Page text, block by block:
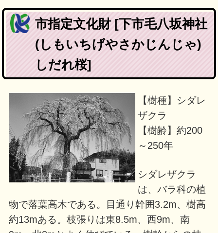
市指定文化財 [下市毛八坂神社
(しもいちげやさかじんじゃ)
しだれ桜]
【樹種】シダレ
ザクラ
【樹齢】約200
～250年
シダレザクラ
は、バラ科の植
物で落葉高木である。目通り幹囲3.2m、樹高
約13mある。枝張りは東8.5m、西9m、南